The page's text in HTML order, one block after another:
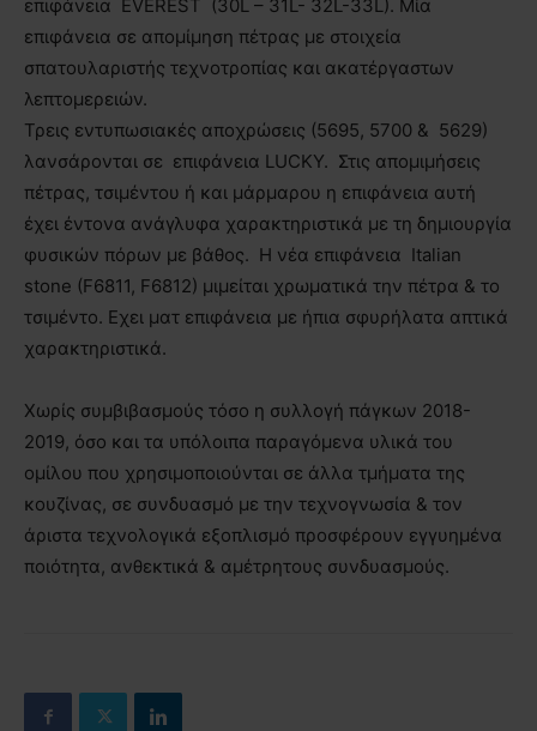
επιφάνεια EVEREST (30L – 31L- 32L-33L). Μία
επιφάνεια σε απομίμηση πέτρας με στοιχεία
σπατουλαριστής τεχνοτροπίας και ακατέργαστων
λεπτομερειών.
Τρεις εντυπωσιακές αποχρώσεις (5695, 5700 & 5629)
λανσάρονται σε επιφάνεια LUCKY. Στις απομιμήσεις
πέτρας, τσιμέντου ή και μάρμαρου η επιφάνεια αυτή
έχει έντονα ανάγλυφα χαρακτηριστικά με τη δημιουργία
φυσικών πόρων με βάθος. Η νέα επιφάνεια Italian
stone (F6811, F6812) μιμείται χρωματικά την πέτρα & το
τσιμέντο. Εχει ματ επιφάνεια με ήπια σφυρήλατα απτικά
χαρακτηριστικά.
Χωρίς συμβιβασμούς τόσο η συλλογή πάγκων 2018-
2019, όσο και τα υπόλοιπα παραγόμενα υλικά του
ομίλου που χρησιμοποιούνται σε άλλα τμήματα της
κουζίνας, σε συνδυασμό με την τεχνογνωσία & τον
άριστα τεχνολογικά εξοπλισμό προσφέρουν εγγυημένα
ποιότητα, ανθεκτικά & αμέτρητους συνδυασμούς.